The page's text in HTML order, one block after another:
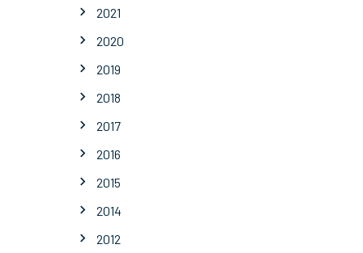
2021
2020
2019
2018
2017
2016
2015
2014
2012